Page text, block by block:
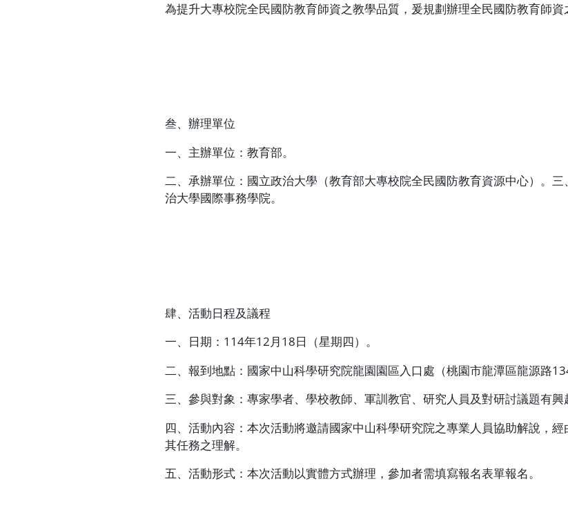
為提升大專校院全民國防教育師資之教學品質，爰規劃辦理全民國防教育師
叁、辦理單位
一、主辦單位：教育部。
二、承辦單位：國立政治大學（教育部大專校院全民國防教育資源中心）。
治大學國際事務學院。
肆、活動日程及議程
一、日期： 114年12月18日（星期四）。
二、報到地點：國家中山科學研究院龍園園區入口處（桃園市龍潭區龍源路
三、參與對象：專家學者、學校教師、軍訓教官、研究人員及對研討議題有興
四、活動內容：本次活動將邀請國家中山科學研究院之專業人員協助解說，
其任務之理解。
五、活動形式：本次活動以實體方式辦理，參加者需填寫報名表單報名。